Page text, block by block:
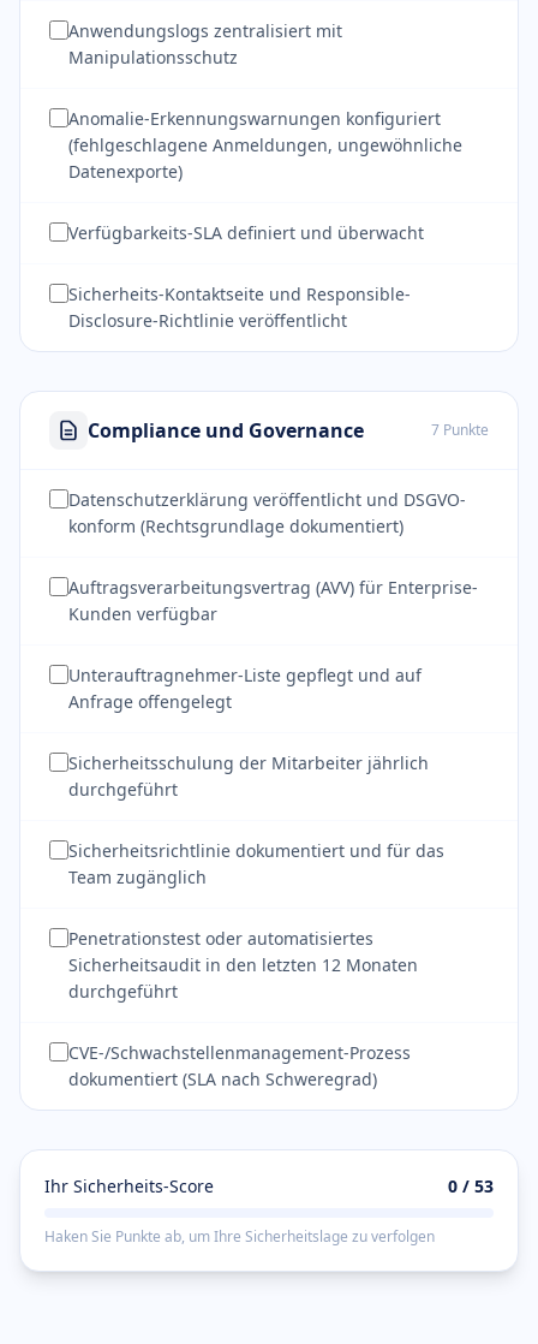
Anwendungslogs zentralisiert mit
Manipulationsschutz
Anomalie-Erkennungswarnungen konfiguriert
(fehlgeschlagene Anmeldungen, ungewöhnliche
Datenexporte)
Verfügbarkeits-SLA definiert und überwacht
Sicherheits-Kontaktseite und Responsible-
Disclosure-Richtlinie veröffentlicht
Compliance und Governance 7 Punkte
Datenschutzerklärung veröffentlicht und DSGVO-
konform (Rechtsgrundlage dokumentiert)
Auftragsverarbeitungsvertrag (AVV) für Enterprise-
Kunden verfügbar
Unterauftragnehmer-Liste gepflegt und auf
Anfrage offengelegt
Sicherheitsschulung der Mitarbeiter jährlich
durchgeführt
Sicherheitsrichtlinie dokumentiert und für das
Team zugänglich
Penetrationstest oder automatisiertes
Sicherheitsaudit in den letzten 12 Monaten
durchgeführt
CVE-/Schwachstellenmanagement-Prozess
dokumentiert (SLA nach Schweregrad)
Ihr Sicherheits-Score 0 / 53
Haken Sie Punkte ab, um Ihre Sicherheitslage zu verfolgen